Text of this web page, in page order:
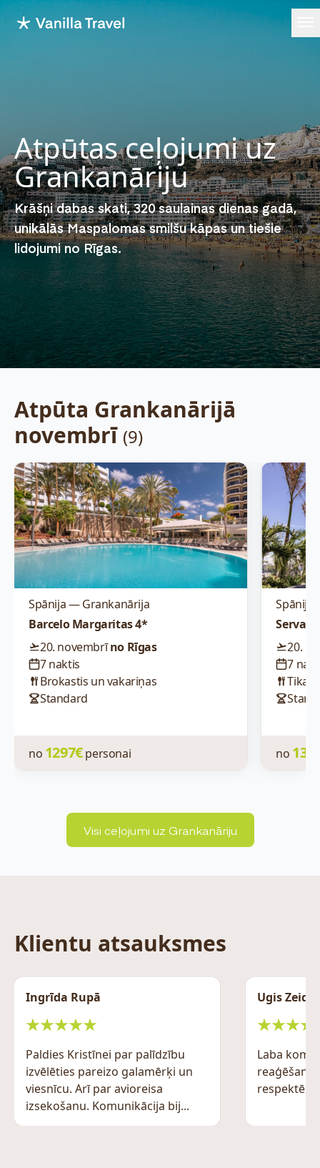
Atpūtas ceļojumi uz
Grankanāriju
Krāšņi dabas skati, 320 saulainas dienas gadā,
unikālās Maspalomas smilšu kāpas un tiešie
lidojumi no Rīgas.
Atpūta Grankanārijā
novembrī (9)
Spānija — Grankanārija
Barcelo Margaritas 4*
20. novembrīno Rīgas
7 naktis
Brokastis un vakariņas
Standard
no 1297€personai
Spānija
20.
7
Tikai
no
Visi ceļojumi uz Grankanāriju
Klientu atsauksmes
Ingrīda Rupā
Paldies Kristīnei par palīdzību
izvēlēties pareizo galamērķi un
viesnīcu. Arī par avioreisa
izsekošanu. Komunikācija bij...
Ugis
Laba